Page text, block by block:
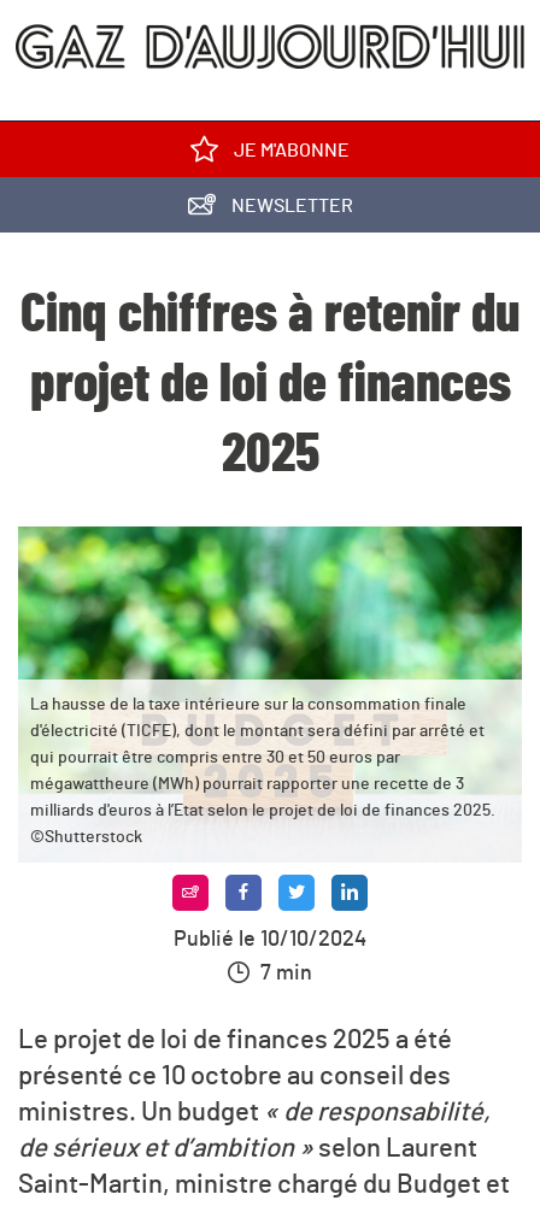
JE M'ABONNE
NEWSLETTER
Cinq chiffres à retenir du
projet de loi de finances
2025
La hausse de la taxe intérieure sur la consommation finale
d'électricité (TICFE), dont le montant sera défini par arrêté et
qui pourrait être compris entre 30 et 50 euros par
mégawattheure (MWh) pourrait rapporter une recette de 3
milliards d'euros à l’Etat selon le projet de loi de finances 2025.
©Shutterstock
Publié le 10/10/2024
7 min
Le projet de loi de finances 2025 a été
présenté ce 10 octobre au conseil des
ministres. Un budget « de responsabilité,
de sérieux et d’ambition » selon Laurent
Saint-Martin, ministre chargé du Budget et